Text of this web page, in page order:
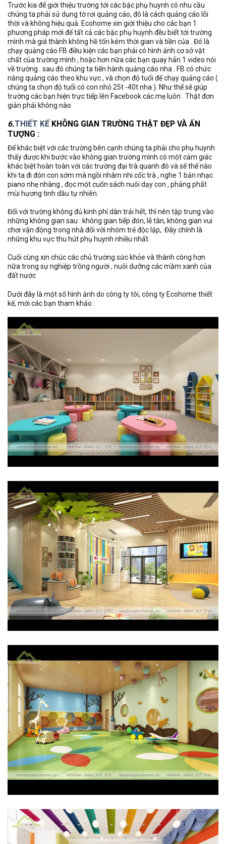
Trước kia để giới thiệu trường tới các bậc phụ huynh có nhu cầu
chúng ta phải sử dụng tờ rơi quảng cáo, đó là cách quảng cáo lỗi
thời và không hiệu quả. Ecohome xin giới thiệu cho các bạn 1
phương pháp mới để tất cả các bậc phụ huynh đều biết tới trường
mình mà giá thành không hề tốn kém thời gian và tiền của . Đó là
chạy quảng cáo FB điều kiện các bạn phải có hình ảnh cơ sở vật
chất của trường mình , hoặc hơn nữa các bạn quay hẳn 1 video nói
về trường . sau đó chúng ta tiến hành quảng cáo nha . FB có chức
năng quảng cáo theo khu vực , và chọn độ tuổi để chạy quảng cáo (
chúng ta chọn độ tuổi có con nhỏ 25t -40t nha ). Như thế sẽ giúp
trường các bạn hiện trực tiếp lên Facebook các mẹ luôn . Thật đơn
giản phải không nào
6.THIẾT KẾ KHÔNG GIAN TRƯỜNG THẬT ĐẸP VÀ ẤN
TƯỢNG :
Để khác biệt với các trường bên cạnh chúng ta phải cho phụ huynh
thấy được khi bước vào không gian trường mình có một cảm giác
khác biệt hoàn toàn với các trường đại trà quanh đó và sẽ thế nào
khi ta đi đón con sớm mà ngồi nhâm nhi cốc trà , nghe 1 bản nhạc
piano nhẹ nhàng , đọc một cuốn sách nuôi dạy con , phảng phất
mùi hương tinh dầu tự nhiên.
Đối với trường không đủ kinh phí dàn trải hết, thì nên tập trung vào
những không gian sau : không gian tiếp đón, lễ tân, không gian vui
chơi vận động trong nhà đối với nhóm trẻ độc lập,. Đây chính là
những khu vực thu hút phụ huynh nhiều nhất.
Cuối cùng xin chúc các chủ trường sức khỏe và thành công hơn
nữa trong sự nghiệp trồng người , nuôi dưỡng các mầm xanh của
đất nước
Dưới đây là một số hình ảnh do công ty tôi, công ty Ecohome thiết
kế, mời các bạn tham khảo :